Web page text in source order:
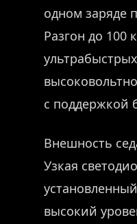
одном заряде
Разгон до 100
с поддержкой
Внешность
Узкая
высокий